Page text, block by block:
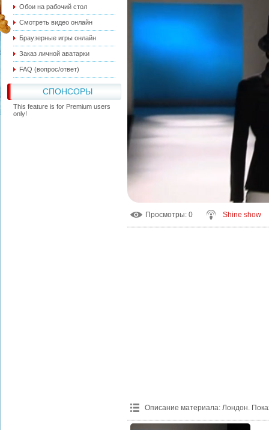
Обои на рабочий стол
Смотреть видео онлайн
Браузерные игры онлайн
Заказ личной аватарки
FAQ (вопрос/ответ)
СПОНСОРЫ
This feature is for Premium users
only!
Просмотры: 0 Shine show
Описание материала: Лондон.